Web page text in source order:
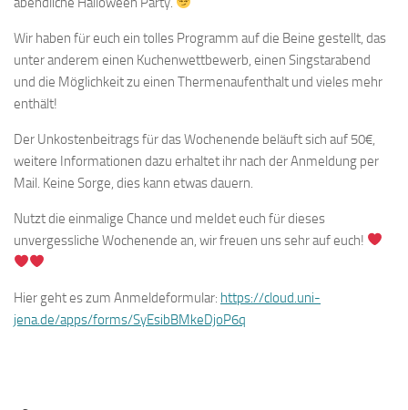
Wir haben für euch ein tolles Programm auf die Beine gestellt, das
unter anderem einen Kuchenwettbewerb, einen Singstarabend
und die Möglichkeit zu einen Thermenaufenthalt und vieles mehr
enthält!
Der Unkostenbeitrags für das Wochenende beläuft sich auf 50€,
weitere Informationen dazu erhaltet ihr nach der Anmeldung per
Mail. Keine Sorge, dies kann etwas dauern.
Nutzt die einmalige Chance und meldet euch für dieses
unvergessliche Wochenende an, wir freuen uns sehr auf euch!
Hier geht es zum Anmeldeformular: https://cloud.uni-
jena.de/apps/forms/SyEsibBMkeDjoP6q